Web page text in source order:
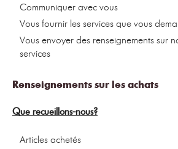
Communiquer avec vous
Vous fournir les services que vous
Vous envoyer des renseignements sur
services
Renseignements sur les achats
Que recueillons-nous?
Articles achetés